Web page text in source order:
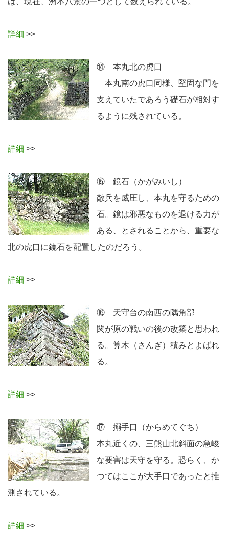
詳細 >>
⑭ 本丸北の虎口
本丸南の虎口同様、堅固な門を
支えていたであろう礎石が相対す
るように残されている。
詳細 >>
⑮ 鏡石（かがみいし）
敵兵を威圧し、本丸を守るための
石。鏡は邪悪なものを退ける力が
ある、とされることから、重要な
北の虎口に鏡石を配置したのだろう。
詳細 >>
⑯ 天守台の南西の隅角部
関が原の戦いの後の改築と思われ
る。算木（さんぎ）積みとよばれ
る。
詳細 >>
⑰ 搦手口（からめてぐち）
本丸近くの、三熊山北斜面の急峻
な要害は天守を守る。恐らく、か
つてはここが大手口であったと推
測されている。
詳細 >>